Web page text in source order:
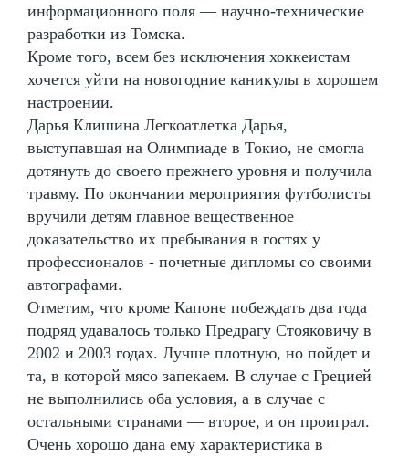
информационного поля — научно-технические
разработки из Томска.
Кроме того, всем без исключения хоккеистам
хочется уйти на новогодние каникулы в хорошем
настроении.
Дарья Клишина Легкоатлетка Дарья,
выступавшая на Олимпиаде в Токио, не смогла
дотянуть до своего прежнего уровня и получила
травму. По окончании мероприятия футболисты
вручили детям главное вещественное
доказательство их пребывания в гостях у
профессионалов - почетные дипломы со своими
автографами.
Отметим, что кроме Капоне побеждать два года
подряд удавалось только Предрагу Стояковичу в
2002 и 2003 годах. Лучше плотную, но пойдет и
та, в которой мясо запекаем. В случае с Грецией
не выполнились оба условия, а в случае с
остальными странами — второе, и он проиграл.
Очень хорошо дана ему характеристика в